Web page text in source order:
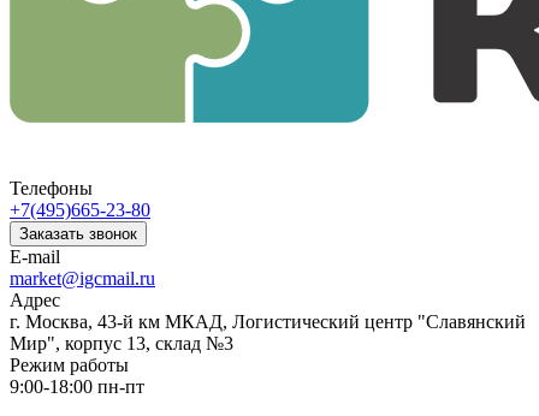
Телефоны
+7(495)665-23-80
Заказать звонок
E-mail
market@igcmail.ru
Адрес
г. Москва, 43-й км МКАД, Логистический центр "Славянский
Мир", корпус 13, склад №3
Режим работы
9:00-18:00 пн-пт